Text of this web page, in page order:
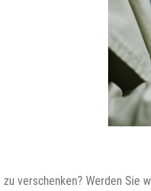
verschenken? Werden Sie